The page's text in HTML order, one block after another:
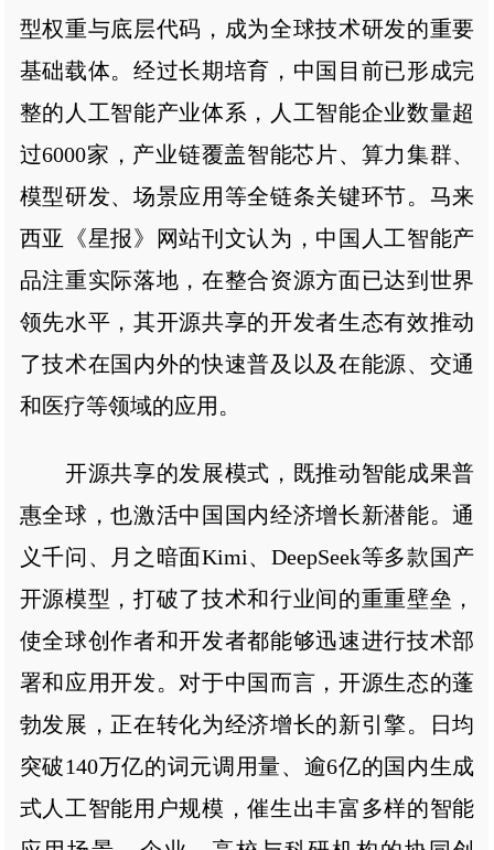
型权重与底层代码，成为全球技术研发的重要
基础载体。经过长期培育，中国目前已形成完
整的人工智能产业体系，人工智能企业数量超
过6000家，产业链覆盖智能芯片、算力集群、
模型研发、场景应用等全链条关键环节。马来
西亚《星报》网站刊文认为，中国人工智能产
品注重实际落地，在整合资源方面已达到世界
领先水平，其开源共享的开发者生态有效推动
了技术在国内外的快速普及以及在能源、交通
和医疗等领域的应用。
开源共享的发展模式，既推动智能成果普
惠全球，也激活中国国内经济增长新潜能。通
义千问、月之暗面Kimi、DeepSeek等多款国产
开源模型，打破了技术和行业间的重重壁垒，
使全球创作者和开发者都能够迅速进行技术部
署和应用开发。对于中国而言，开源生态的蓬
勃发展，正在转化为经济增长的新引擎。日均
突破140万亿的词元调用量、逾6亿的国内生成
式人工智能用户规模，催生出丰富多样的智能